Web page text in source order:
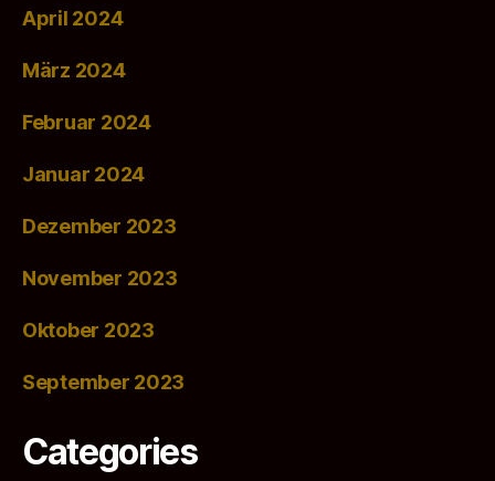
April 2024
März 2024
Februar 2024
Januar 2024
Dezember 2023
November 2023
Oktober 2023
September 2023
Categories